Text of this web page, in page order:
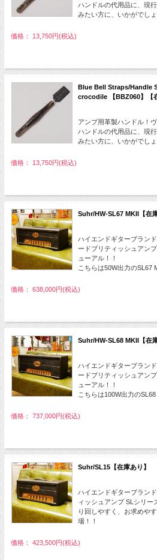
ハンドルの代用品に、現
みたい方に、いかがでしょ
価格： 13,750円(税込)
Blue Bell Straps/Handle
crocodile 【BBZ060】【
アンプ用革製ハンドル！
ハンドルの代用品に、現
みたい方に、いかがでしょ
価格： 13,750円(税込)
Suhr/HW-SL67 MKII【在庫
ハイエンドギターブラン
ードブリティッシュアン
ューアル！！
こちらは50W出力のSL67
価格： 638,000円(税込)
Suhr/HW-SL68 MKII【在庫
ハイエンドギターブラン
ードブリティッシュアン
ューアル！！
こちらは100W出力のSL68
価格： 737,000円(税込)
Suhr/SL15【在庫あり】
ハイエンドギターブラン
ィッシュアンプ SLシリー
り回しやすく、お求めや
場！！
価格： 423,500円(税込)